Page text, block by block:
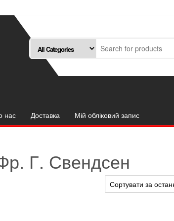
нас Доставка Мій обліковий запис
Г. Свендсен